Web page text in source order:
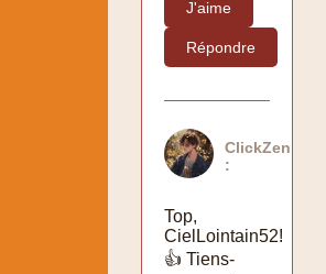
J'aime
Répondre
ClickZen
:
Top,
CielLointain52!
👍 Tiens-